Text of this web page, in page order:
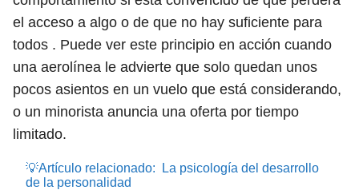
el acceso a algo o de que no hay suficiente para
todos . Puede ver este principio en acción cuando
una aerolínea le advierte que solo quedan unos
pocos asientos en un vuelo que está considerando,
o un minorista anuncia una oferta por tiempo
limitado.
💡Artículo relacionado:
La psicología del desarrollo
de la personalidad